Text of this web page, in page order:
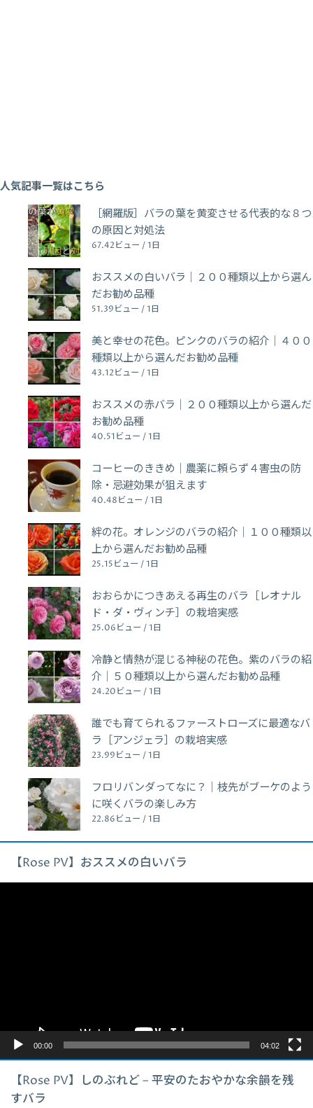
人気記事一覧はこちら
［網羅版］バラの葉を黄変させる代表的な８つ
の原因と対処法
67.42ビュー / 1日
おススメの白いバラ｜２００種類以上から選ん
だお勧め品種
51.39ビュー / 1日
美と幸せの花色。ピンクのバラの紹介｜４００
種類以上から選んだお勧め品種
43.12ビュー / 1日
おススメの赤バラ｜２００種類以上から選んだ
お勧め品種
40.51ビュー / 1日
コーヒーのききめ｜農薬に頼らず４害虫の防
除・忌避効果が狙えます
40.48ビュー / 1日
絆の花。オレンジのバラの紹介｜１００種類以
上から選んだお勧め品種
25.15ビュー / 1日
おおらかにつきあえる再生のバラ［レオナル
ド・ダ・ヴィンチ］の栽培実感
25.06ビュー / 1日
冷静と情熱が混じる神秘の花色。紫のバラの紹
介｜５０種類以上から選んだお勧め品種
24.20ビュー / 1日
誰でも育てられるファーストローズに最適なバ
ラ［アンジェラ］の栽培実感
23.99ビュー / 1日
フロリバンダってなに？｜枝先がブーケのよう
に咲くバラの楽しみ方
22.86ビュー / 1日
【Rose PV】おススメの白いバラ
00:00 04:02
【Rose PV】しのぶれど – 平安のたおやかな余韻を残
すバラ